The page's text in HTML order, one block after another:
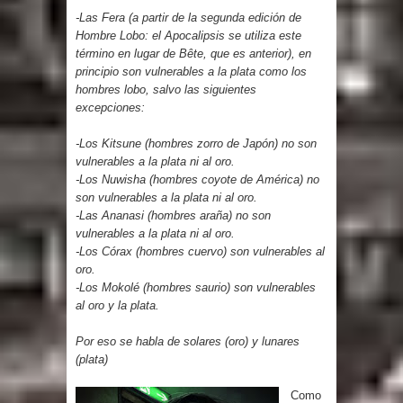
-Las Fera (a partir de la segunda edición de
Hombre Lobo: el Apocalipsis se utiliza este
término en lugar de Bête, que es anterior), en
principio son vulnerables a la plata como los
hombres lobo, salvo las siguientes
excepciones:
-Los Kitsune (hombres zorro de Japón) no son
vulnerables a la plata ni al oro.
-Los Nuwisha (hombres coyote de América) no
son vulnerables a la plata ni al oro.
-Las Ananasi (hombres araña) no son
vulnerables a la plata ni al oro.
-Los Córax (hombres cuervo) son vulnerables al
oro.
-Los Mokolé (hombres saurio) son vulnerables
al oro y la plata.
Por eso se habla de solares (oro) y lunares
(plata)
Como